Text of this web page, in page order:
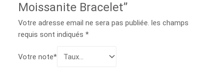
Moissanite Bracelet”
Votre adresse email ne sera pas publiée. les champs
requis sont indiqués*
Votre note*